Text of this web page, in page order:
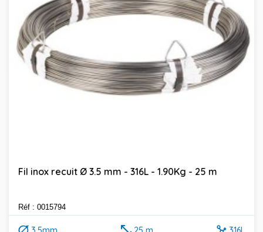
Fil inox recuit Ø 3.5 mm - 316L - 1.90Kg - 25 m
Réf : 0015794